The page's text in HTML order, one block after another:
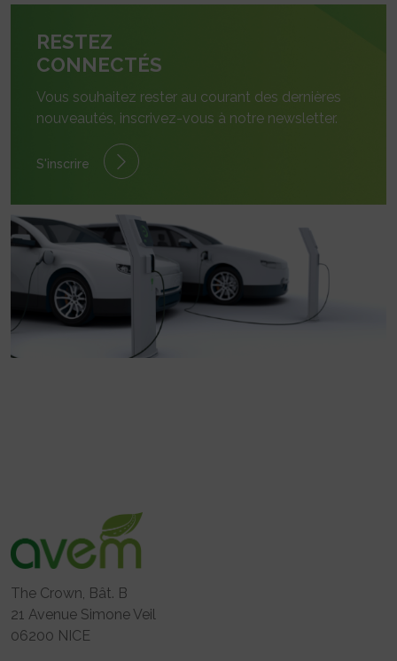
RESTEZ
CONNECTÉS
Vous souhaitez rester au courant des dernières
nouveautés, inscrivez-vous à notre newsletter.
S'inscrire
The Crown, Bât. B
21 Avenue Simone Veil
06200 NICE